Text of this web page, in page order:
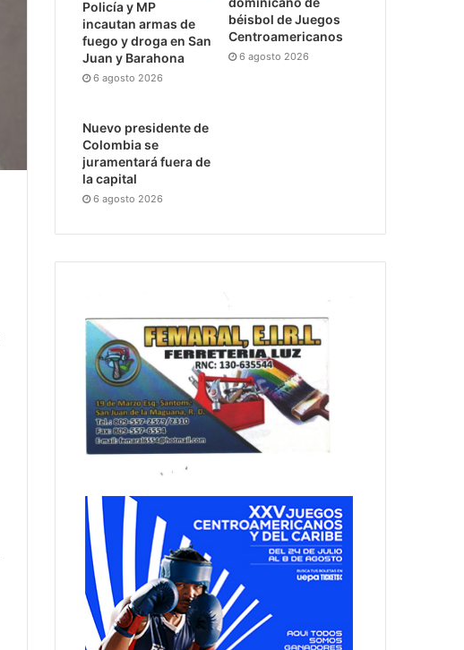
Policía y MP
incautan armas de
fuego y droga en San
Juan y Barahona
6 agosto 2026
béisbol de Juegos
Centroamericanos
6 agosto 2026
Nuevo presidente de
Colombia se
juramentará fuera de
la capital
6 agosto 2026